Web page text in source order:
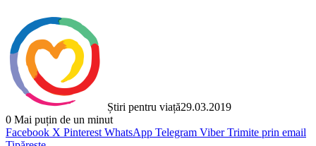
Știri pentru viață29.03.2019
0 Mai puțin de un minut
Facebook X Pinterest WhatsApp Telegram Viber Trimite prin email